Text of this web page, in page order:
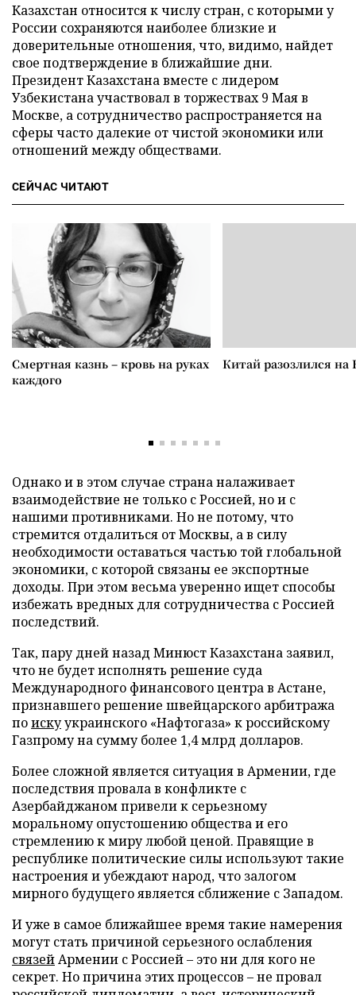
Казахстан относится к числу стран, с которыми у
России сохраняются наиболее близкие и
доверительные отношения, что, видимо, найдет
свое подтверждение в ближайшие дни.
Президент Казахстана вместе с лидером
Узбекистана участвовал в торжествах 9 Мая в
Москве, а сотрудничество распространяется на
сферы часто далекие от чистой экономики или
отношений между обществами.
СЕЙЧАС ЧИТАЮТ
Смертная казнь – кровь на руках
каждого
Китай разозлился на
Однако и в этом случае страна налаживает
взаимодействие не только с Россией, но и с
нашими противниками. Но не потому, что
стремится отдалиться от Москвы, а в силу
необходимости оставаться частью той глобальной
экономики, с которой связаны ее экспортные
доходы. При этом весьма уверенно ищет способы
избежать вредных для сотрудничества с Россией
последствий.
Так, пару дней назад Минюст Казахстана заявил,
что не будет исполнять решение суда
Международного финансового центра в Астане,
признавшего решение швейцарского арбитража
поискуукраинского «Нафтогаза» к российскому
Газпрому на сумму более 1,4 млрд долларов.
Более сложной является ситуация в Армении, где
последствия провала в конфликте с
Азербайджаном привели к серьезному
моральному опустошению общества и его
стремлению к миру любой ценой. Правящие в
республике политические силы используют такие
настроения и убеждают народ, что залогом
мирного будущего является сближение с Западом.
И уже в самое ближайшее время такие намерения
могут стать причиной серьезного ослабления
связейАрмении с Россией – это ни для кого не
секрет. Но причина этих процессов – не провал